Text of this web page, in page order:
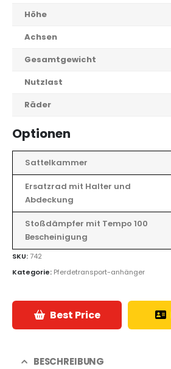
Höhe
Achsen
Gesamtgewicht
Nutzlast
Räder
Optionen
Sattelkammer
Ersatzrad mit Halter und
Abdeckung
Stoßdämpfer mit Tempo 100
Bescheinigung
SKU:742
Kategorie: Pferdetransport-anhänger
Best Price
BESCHREIBUNG